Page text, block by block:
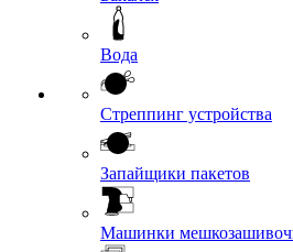
Вода
Стреппинг устройства
Запайщики пакетов
Машинки